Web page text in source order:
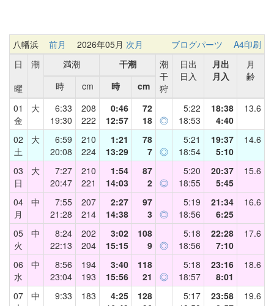
八幡浜 前月 2026年05月 次月 ブログパーツ
A4印刷
日
曜
潮 満潮 干潮
潮
干
狩
日出
日入
月出
月入
月
齢
時
cm 時
cm
01
金
大
6:33
19:30
208
222
0:46
12:57
72
18 ◎
5:22
18:53
18:38
4:40
13.6
02
土
大
6:59
20:08
210
224
1:21
13:29
78
7 ◎
5:21
18:54
19:37
5:10
14.6
03
日
大
7:27
20:47
210
221
1:54
14:03
87
2 ◎
5:20
18:55
20:37
5:45
15.6
04
月
中
7:55
21:28
207
214
2:27
14:38
97
3 ◎
5:19
18:56
21:34
6:25
16.6
05
火
中
8:24
22:13
202
204
3:02
15:15
108
9 ◎
5:18
18:56
22:28
7:10
17.6
06
水
中
8:56
23:04
194
193
3:40
15:56
118
21
◎
5:18
18:57
23:16
8:01
18.6
07
中
9:33
183
4:25
128
5:17
23:58
19.6